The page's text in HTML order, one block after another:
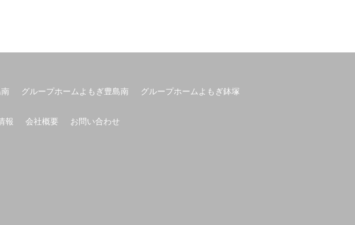
グループホームよもぎ豊島南 グループホームよもぎ鉢塚
報 会社概要 お問い合わせ